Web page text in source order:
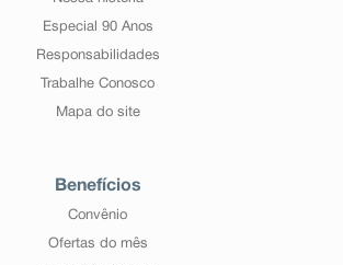
Especial 90 Anos
Responsabilidades
Trabalhe Conosco
Mapa do site
Benefícios
Convênio
Ofertas do mês